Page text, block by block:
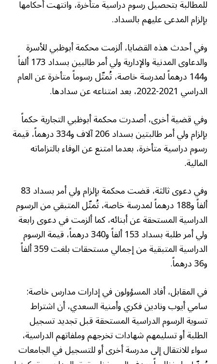
للمطالبة بتحصيل رسوم دراسية متأخرة، وانتهت أحكامها
بإلزام المدعى عليهم بالسداد.
وفي أحدث هذه القضايا، ألزمت محكمة أبوظبي للأسرة
والدعاوى المدنية والإدارية ولي أمر طالبين بسداد 173 ألفاً
و144 درهماً لمدرسة خاصة، تُمثّل رسوماً متأخرة عن العام
الدراسي 2021-2022، بعد امتناعه عن سدادها.
وفي قضية أخرى، أصدرت محكمة أبوظبي التجارية حكماً
بإلزام ولي أمر طالبتين بسداد 206 آلاف و334 درهماً، قيمة
رسوم دراسية متأخرة، بعدما امتنع عن الوفاء بالتزاماته
المالية.
وفي دعوى ثالثة، قضت محكمة بإلزام ولي أمر بسداد 83
ألفاً و188 درهماً لمدرسة خاصة، تُمثّل المتبقي من الرسوم
الدراسية المستحقة عن أبنائه، كما ألزمت في دعوى رابعة
ولي أمر طلبة بسداد 153 ألفاً و340 درهماً، قيمة الرسوم
الدراسية المتبقية من إجمالي مستحقات بلغت 359 ألفاً
و36 درهماً.
في المقابل، أفاد المسؤولون في إدارات مدارس خاصة:
سامي أيوب ونادين فكري وأمنية السعدي، أن اشتراط
تسوية الرسوم الدراسية المستحقة قبل تجديد تسجيل
الطلبة أو تسليمهم شهادات تخرجهم وملفاتهم الدراسية،
سواء للانتقال إلى مدرسة أخرى أو للتسجيل في الجامعات